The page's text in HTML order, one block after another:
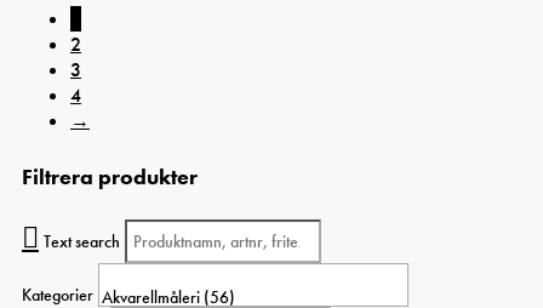
2
3
4
→
Filtrera produkter
Text search
Kategorier